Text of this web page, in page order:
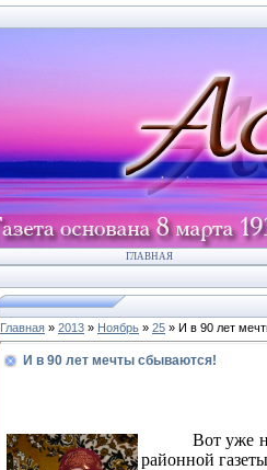
ГЛАВНАЯ
Главная » 2013 » Ноябрь » 25 » И в 90 лет
И в 90 лет мечты сбываются!
Вот уже
районной